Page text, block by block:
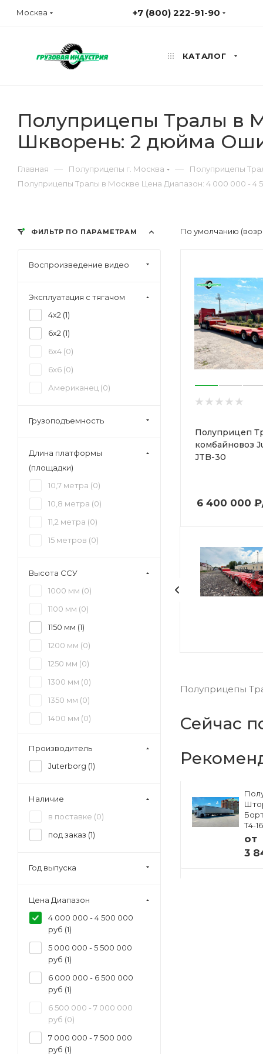
Москва +7 (800) 222-91-90
КАТАЛОГ
Полуприцепы Тралы в
Шкворень: 2 дюйма
Главная — Полуприцепы г. Москва — Полуприцепы
Полуприцепы Тралы в Москве Цена Диапазон: 4 000 000 -
По умолчанию
Полуприцеп
комбайновоз
JTB-30
6 400 000 ₽
Полуприцепы
Сейчас
Тонар R4-16V (41
4 941 000 ₽
Т4-
от
3
ФИЛЬТР ПО ПАРАМЕТРАМ
Воспроизведение видео
Эксплуатация с тягачом
4x2 (1)
6x2 (1)
6x4 (0)
6x6 (0)
Американец (0)
Грузоподъемность
Длина платформы
(площадки)
10,7 метра (0)
10,8 метра (0)
11,2 метра (0)
15 метров (0)
Высота ССУ
1000 мм (0)
1100 мм (0)
1150 мм (1)
1200 мм (0)
1250 мм (0)
1300 мм (0)
1350 мм (0)
1400 мм (0)
1500 мм (
0 )
Производитель
Juterborg (1)
Наличие
в поставке (0)
под заказ (1)
Год выпуска
Цена Диапазон
4 000 000 - 4 500 000
руб (1)
5 000 000 - 5 500 000
руб (1)
6 000 000 - 6 500 000
руб (1)
6 500 000 - 7 000 000
руб (0)
7 000 000 - 7 500 000
руб (1)